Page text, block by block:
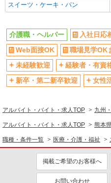
派遣社員
株式会社kotrio /●KM-H-2068718
＼収入アップ
STAFF｜資格
時給1450
キープ
派遣社員
株式会社kotrio /●KM-H-2010114
熊本市北区＊
や掃除など♪日
スイーツ・ケーキ・パン
介護職・ヘルパー 入社日応
Web面接OK
職場見学OK
未経験歓迎
経験者・有資
新卒・第二新卒歓迎
女性
アルバイト・バイト・求人TOP 九州
アルバイト・バイト・求人TOP 熊本
職種・条件一覧 医療・介護・福祉
掲載ご希望のお客様へ
お問い合わせ